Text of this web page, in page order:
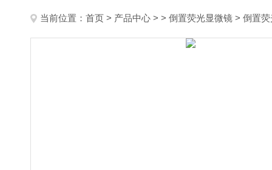
当前位置： 首页 > 产品中心 > > 倒置荧光显微镜 > 倒置